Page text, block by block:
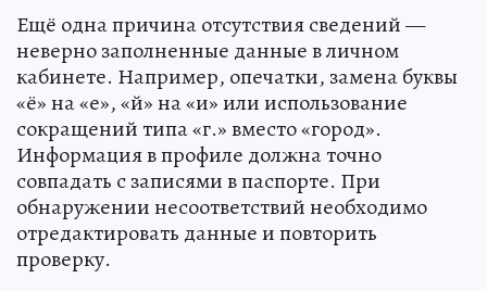
Ещё одна причина отсутствия сведений —
неверно заполненные данные в личном
кабинете. Например, опечатки, замена буквы
«ё» на «е», «й» на «и» или использование
сокращений типа «г.» вместо «город».
Информация в профиле должна точно
совпадать с записями в паспорте. При
обнаружении несоответствий необходимо
отредактировать данные и повторить
проверку.